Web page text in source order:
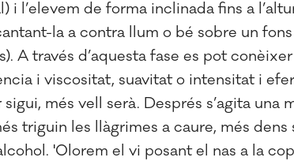
i l’elevem de forma inclinada fins a
la a contra llum o bé sobre un
A través d’aquesta fase es pot
i viscositat, suavitat o intensitat i
més vell serà. Després s’agita una
triguin les llàgrimes a caure, més dens
'Olorem el vi posant el nas a la